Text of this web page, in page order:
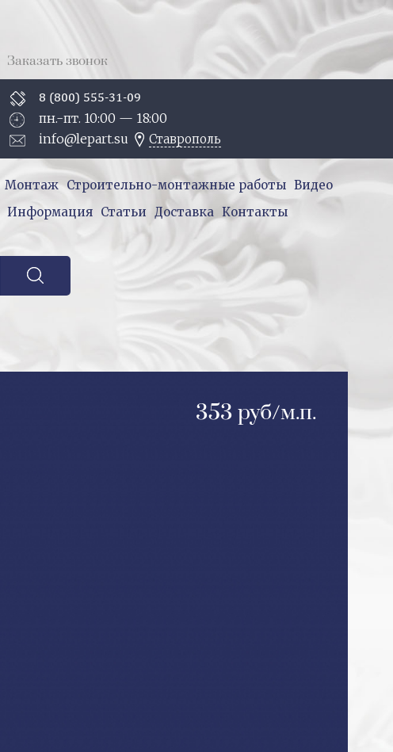
Заказать звонок
8 (800) 555-31-09
пн.-пт. 10:00 — 18:00
info@lepart.su
Ставрополь
Монтаж Строительно-монтажные работы Видео
Информация Статьи Доставка Контакты
353 руб/м.п.